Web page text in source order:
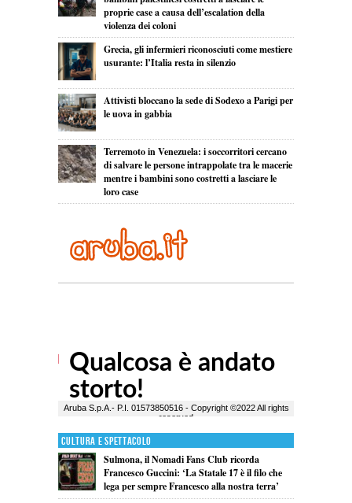
proprie case a causa dell’escalation della
violenza dei coloni
Grecia, gli infermieri riconosciuti come mestiere
usurante: l’Italia resta in silenzio
Attivisti bloccano la sede di Sodexo a Parigi per
le uova in gabbia
Terremoto in Venezuela: i soccorritori cercano
di salvare le persone intrappolate tra le macerie
mentre i bambini sono costretti a lasciare le
loro case
Cultura e Spettacolo
Sulmona, il Nomadi Fans Club ricorda
Francesco Guccini: ‘La Statale 17 è il filo che
lega per sempre Francesco alla nostra terra’